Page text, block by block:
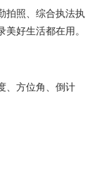
拍照、综合执法执
好生活都在用。
、方位角、倒计